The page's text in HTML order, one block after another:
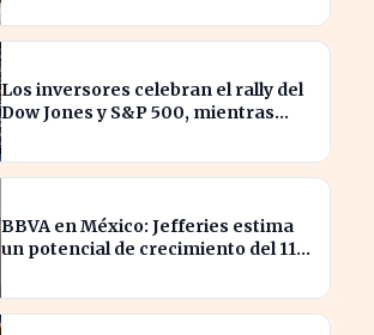
Los inversores celebran el rally del
Dow Jones y S&P 500, mientras
BBVA en México: Jefferies estima
un potencial de crecimiento del 11%